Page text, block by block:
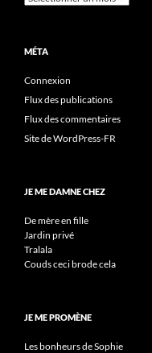
MÉTA
Connexion
Flux des publications
Flux des commentaires
Site de WordPress-FR
JE ME DAMNE CHEZ
De mère en fille
Jardin privé
Tralala
Couds ceci brode cela
JE ME PROMÈNE
Les bonheurs de Sophie